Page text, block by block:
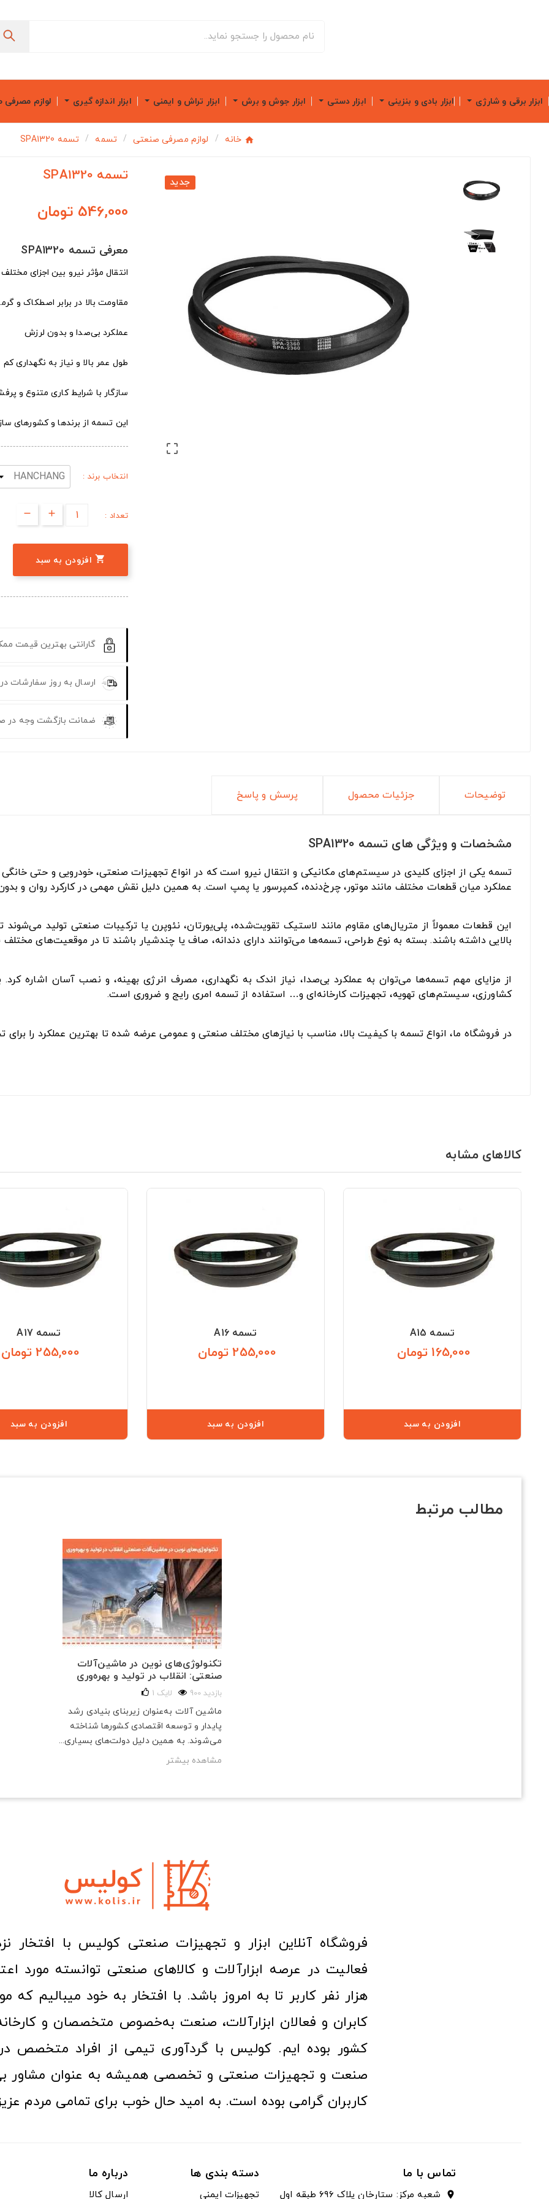
ابزار برقی و شارژی ابزار بادی و بنزینی ابزار دستی ابزار جوش و برش ابزار تراش و ایمنی ابزار اندازه گیری لوازم
خانه لوازم مصرفی صنعتی تسمه تسمه SPA1320
جدید

تسمه SPA1320
546,000 تومان
معرفی تسمه SPA1320
انتقال مؤثر نیرو بین اجزای مختلف
مقاومت بالا در برابر اصطکاک و
عملکرد بی‌صدا و بدون لرزش
طول عمر بالا و نیاز به نگهداری کم
سازگار با شرایط کاری متنوع و
این تسمه از برندها و کشورهای
انتخاب برند :
تعداد :
 افزودن به سبد
گارانتی بهترین قیمت
ارسال به روز سفارشات
ضمانت بازگشت وجه در
توضیحات جزئیات محصول پرسش و پاسخ
مشخصات و ویژگی های تسمه SPA1320
تسمه یکی از اجزای کلیدی در سیستم‌های مکانیکی و انتقال نیرو است که در انواع تجهیزات صنعتی، خودرویی و حتی
عملکرد میان قطعات مختلف مانند موتور، چرخ‌دنده، کمپرسور یا پمپ است. به همین دلیل نقش مهمی در کارکرد روان و
این قطعات معمولاً از متریال‌های مقاوم مانند لاستیک تقویت‌شده، پلی‌یورتان، نئوپرن یا ترکیبات صنعتی تولید
بالایی داشته باشند. بسته به نوع طراحی، تسمه‌ها می‌توانند دارای دندانه، صاف یا چندشیار باشند تا در موقعیت‌های مختلف
از مزایای مهم تسمه‌ها می‌توان به عملکرد بی‌صدا، نیاز اندک به نگهداری، مصرف انرژی بهینه، و نصب آسان اشاره
کشاورزی، سیستم‌های تهویه، تجهیزات کارخانه‌ای و… استفاده از تسمه امری رایج و ضروری است.
در فروشگاه ما، انواع تسمه با کیفیت بالا، مناسب با نیازهای مختلف صنعتی و عمومی عرضه شده تا بهترین عملکرد را برای
کالاهای مشابه
تسمه A15
165,000 تومان
افزودن به سبد
تسمه A16
255,000 تومان
افزودن به سبد
تسمه A17
255,000 تومان
افزودن به سبد
مطالب مرتبط
تکنولوژی‌های نوین در ماشین‌آلات
صنعتی: انقلاب در تولید و بهره‌وری
900 بازدید 1 لایک
ماشین آلات به‌عنوان زیربنای بنیادی رشد
پایدار و توسعه اقتصادی کشورها شناخته
می‌شوند. به همین دلیل دولت‌های بسیاری...
مشاهده بیشتر
هزار نفر کاربر تا به امروز باشد. با افتخار به خود میبالیم که
کابران و فعالان ابزارآلات، صنعت به‌خصوص متخصصان و
کشور بوده ایم. کولیس با گردآوری تیمی از افراد متخصص در
صنعت و تجهیزات صنعتی و تخصصی همیشه به عنوان مشاور
کاربران گرامی بوده است. به امید حال خوب برای تمامی مردم
تماس با ما
location_on شعبه مرکز: ستارخان پلاک ۶۹۶ طبقه اول
دسته بندی ها
تجهیزات ایمنی
درباره ما
ارسال کالا